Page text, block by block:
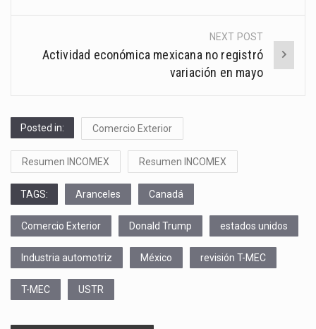
NEXT POST
Actividad económica mexicana no registró
variación en mayo
Posted in: Comercio Exterior
Resumen INCOMEX Resumen INCOMEX
TAGS: Aranceles Canadá
Comercio Exterior Donald Trump estados unidos
Industria automotriz México revisión T-MEC
T-MEC USTR